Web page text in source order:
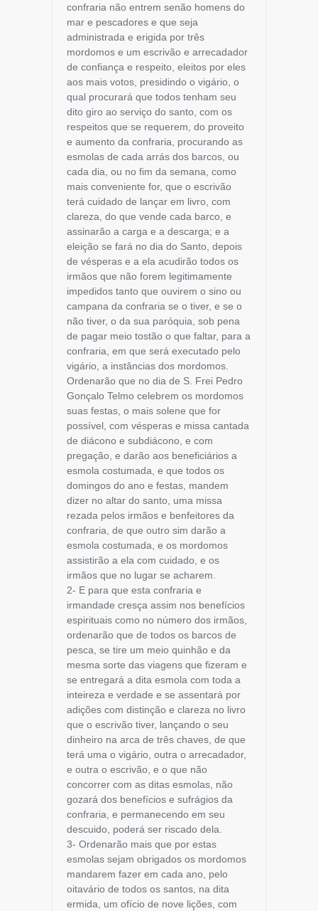
confraria não entrem senão homens do
mar e pescadores e que seja
administrada e erigida por três
mordomos e um escrivão e arrecadador
de confiança e respeito, eleitos por eles
aos mais votos, presidindo o vigário, o
qual procurará que todos tenham seu
dito giro ao serviço do santo, com os
respeitos que se requerem, do proveito
e aumento da confraria, procurando as
esmolas de cada arrás dos barcos, ou
cada dia, ou no fim da semana, como
mais conveniente for, que o escrivão
terá cuidado de lançar em livro, com
clareza, do que vende cada barco, e
assinarão a carga e a descarga; e a
eleição se fará no dia do Santo, depois
de vésperas e a ela acudirão todos os
irmãos que não forem legitimamente
impedidos tanto que ouvirem o sino ou
campana da confraria se o tiver, e se o
não tiver, o da sua paróquia, sob pena
de pagar meio tostão o que faltar, para a
confraria, em que será executado pelo
vigário, a instâncias dos mordomos.
Ordenarão que no dia de S. Frei Pedro
Gonçalo Telmo celebrem os mordomos
suas festas, o mais solene que for
possível, com vésperas e missa cantada
de diácono e subdiácono, e com
pregação, e darão aos beneficiários a
esmola costumada, e que todos os
domingos do ano e festas, mandem
dizer no altar do santo, uma missa
rezada pelos irmãos e benfeitores da
confraria, de que outro sim darão a
esmola costumada, e os mordomos
assistirão a ela com cuidado, e os
irmãos que no lugar se acharem.
2- E para que esta confraria e
irmandade cresça assim nos benefícios
espirituais como no número dos irmãos,
ordenarão que de todos os barcos de
pesca, se tire um meio quinhão e da
mesma sorte das viagens que fizeram e
se entregará a dita esmola com toda a
inteireza e verdade e se assentará por
adições com distinção e clareza no livro
que o escrivão tiver, lançando o seu
dinheiro na arca de três chaves, de que
terá uma o vigário, outra o arrecadador,
e outra o escrivão, e o que não
concorrer com as ditas esmolas, não
gozará dos benefícios e sufrágios da
confraria, e permanecendo em seu
descuido, poderá ser riscado dela.
3- Ordenarão mais que por estas
esmolas sejam obrigados os mordomos
mandarem fazer em cada ano, pelo
oitavário de todos os santos, na dita
ermida, um ofício de nove lições, com